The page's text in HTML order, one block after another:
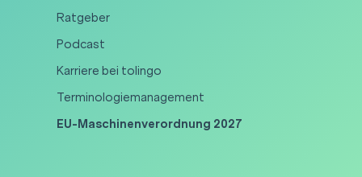
Ratgeber
Podcast
Karriere bei tolingo
Terminologiemanagement
EU-Maschinenverordnung 2027